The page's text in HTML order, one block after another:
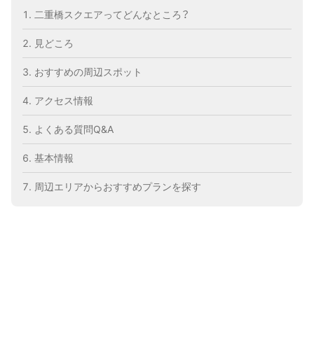
二重橋スクエアってどんなところ？
見どころ
おすすめの周辺スポット
アクセス情報
よくある質問Q&A
基本情報
周辺エリアからおすすめプランを探す